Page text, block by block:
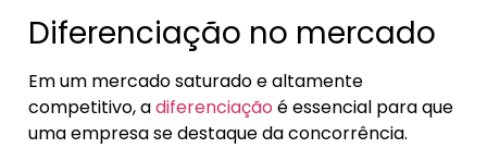
Diferenciação no mercado
Em um mercado saturado e altamente
competitivo, adiferenciação é essencial para que
uma empresa se destaque da concorrência.